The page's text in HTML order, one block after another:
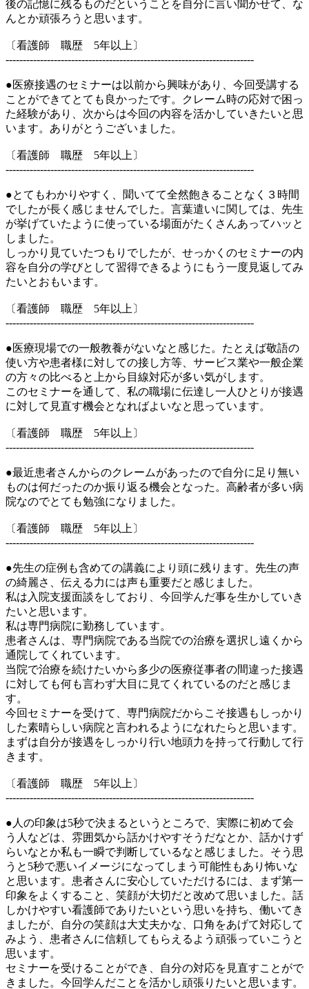
後の記憶に残るものだということを自分に言い聞かせて、な
んとか頑張ろうと思います。
〔看護師 職歴 5年以上〕
------------------------------------------------------------------------
●医療接遇のセミナーは以前から興味があり、今回受講する
ことができてとても良かったです。クレーム時の応対で困っ
た経験があり、次からは今回の内容を活かしていきたいと思
います。ありがとうございました。
〔看護師 職歴 5年以上〕
------------------------------------------------------------------------
●とてもわかりやすく、聞いてて全然飽きることなく３時間
でしたが長く感じませんでした。言葉遣いに関しては、先生
が挙げていたように使っている場面がたくさんあってハッと
しました。
しっかり見ていたつもりでしたが、せっかくのセミナーの内
容を自分の学びとして習得できるようにもう一度見返してみ
たいとおもいます。
〔看護師 職歴 5年以上〕
------------------------------------------------------------------------
●医療現場での一般教養がないなと感じた。たとえば敬語の
使い方や患者様に対しての接し方等、サービス業や一般企業
の方々の比べると上から目線対応が多い気がします。
このセミナーを通して、私の職場に伝達し一人ひとりが接遇
に対して見直す機会となればよいなと思っています。
〔看護師 職歴 5年以上〕
------------------------------------------------------------------------
●最近患者さんからのクレームがあったので自分に足り無い
ものは何だったのか振り返る機会となった。高齢者が多い病
院なのでとても勉強になりました。
〔看護師 職歴 5年以上〕
------------------------------------------------------------------------
●先生の症例も含めての講義により頭に残ります。先生の声
の綺麗さ、伝える力には声も重要だと感じました。
私は入院支援面談をしており、今回学んだ事を生かしていき
たいと思います。
私は専門病院に勤務しています。
患者さんは、専門病院である当院での治療を選択し遠くから
通院してくれています。
当院で治療を続けたいから多少の医療従事者の間違った接遇
に対しても何も言わず大目に見てくれているのだと感じま
す。
今回セミナーを受けて、専門病院だからこそ接遇もしっかり
した素晴らしい病院と言われるようになれたらと思います。
まずは自分が接遇をしっかり行い地頭力を持って行動して行
きます。
〔看護師 職歴 5年以上〕
------------------------------------------------------------------------
●人の印象は5秒で決まるというところで、実際に初めて会
う人などは、雰囲気から話かけやすそうだなとか、話かけず
らいなとか私も一瞬で判断しているなと感じました。そう思
うと5秒で悪いイメージになってしまう可能性もあり怖いな
と思います。患者さんに安心していただけるには、まず第一
印象をよくすること、笑顔が大切だと改めて思いました。話
しかけやすい看護師でありたいという思いを持ち、働いてき
ましたが、自分の笑顔は大丈夫かな、口角をあげて対応して
みよう、患者さんに信頼してもらえるよう頑張っていこうと
思います。
セミナーを受けることができ、自分の対応を見直すことがで
きました。今回学んだことを活かし頑張りたいと思います。